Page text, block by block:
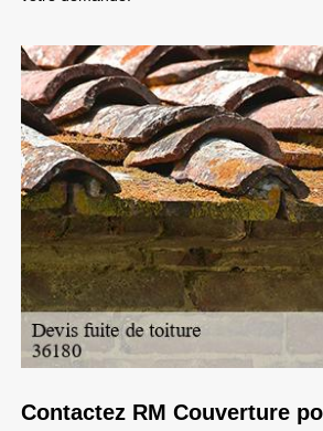
Contactez RM Couverture